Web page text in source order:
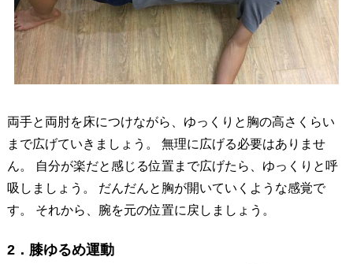
両手と両肘を床につけながら、ゆっくりと胸の高さくらい
まで広げていきましょう。 無理に広げる必要はありませ
ん。 自分が楽だと感じる位置まで広げたら、ゆっくりと呼
吸しましょう。 だんだんと胸が開いていくような感覚で
す。 それから、腕を元の位置に戻しましょう。
2．膝ゆるめ運動